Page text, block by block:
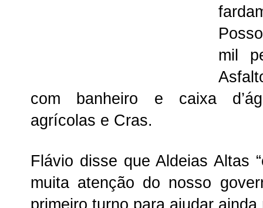
mil
com banheiro e caixa
agrícolas e Cras.
Flávio disse que Aldeias Altas
muita atenção do nosso